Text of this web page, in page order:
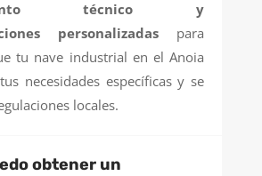
técnico y
personalizadas para
tu nave industrial en el Anoia
necesidades específicas y se
locales.
obtener un